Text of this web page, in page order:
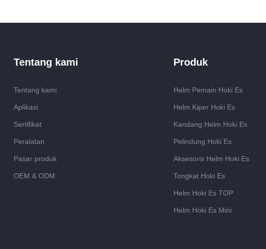
memastikan keamanan dan
lokal dan internasional atas
individu yang menghargai
kami sangat
Tentang kami
Tentang kami
Aplikasi
Sertifikat
Peralatan
Pasar produk
OEM & ODM
Produk
Helm Pemain Hoki Es
Helm Kiper Hoki Es
Kandang Helm Hoki Es
Pelindung Hoki Es
Aksesoris Helm Hoki Es
Tongkat Hoki Es
Helm Hoki Es TOP
Helm Hoki Es Mini